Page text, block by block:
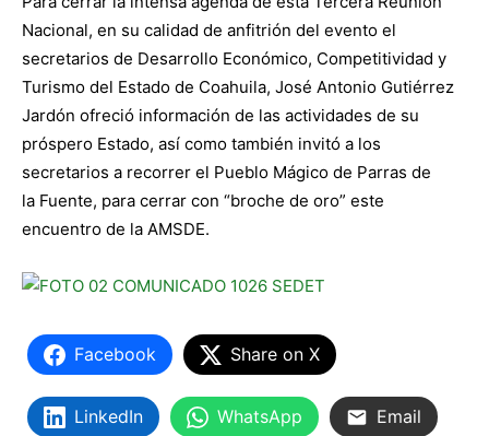
Nacional, en su calidad de anfitrión del evento el
secretarios de Desarrollo Económico, Competitividad y
Turismo del Estado de Coahuila, José Antonio Gutiérrez
Jardón ofreció información de las actividades de su
próspero Estado, así como también invitó a los
secretarios a recorrer el Pueblo Mágico de Parras de
la Fuente, para cerrar con “broche de oro” este
encuentro de la AMSDE.
Facebook Share on X
LinkedIn WhatsApp Email